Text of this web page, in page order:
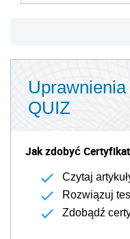
QUIZ
Jak zdobyć
Czytaj
Rozwiązuj
Zdobądź